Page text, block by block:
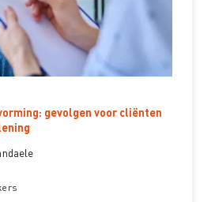
gevolgen voor cliënten